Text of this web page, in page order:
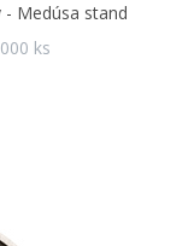
Medúsa stand
ks